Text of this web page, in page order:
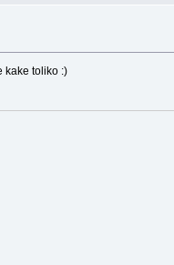
kake toliko :)